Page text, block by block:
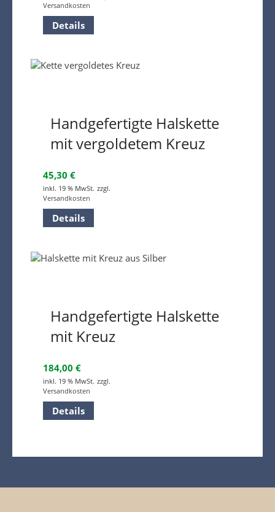
Versandkosten
Details
Handgefertigte Halskette
mit vergoldetem Kreuz
45,30 €
inkl. 19 % MwSt. zzgl.
Versandkosten
Details
Handgefertigte Halskette
mit Kreuz
184,00 €
inkl. 19 % MwSt. zzgl.
Versandkosten
Details